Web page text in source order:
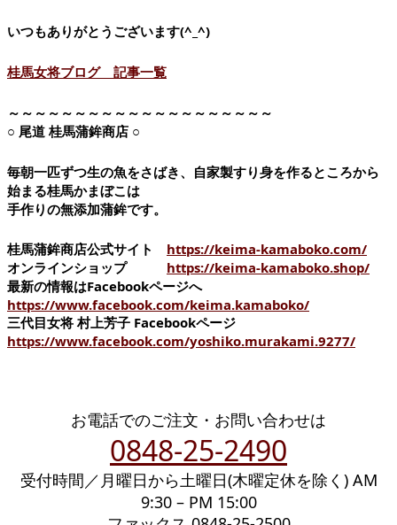
いつもありがとうございます(^_^)
桂馬女将ブログ 記事一覧
～～～～～～～～～～～～～～～～～～～～
○ 尾道 桂馬蒲鉾商店 ○
毎朝一匹ずつ生の魚をさばき、自家製すり身を作るところから
始まる桂馬かまぼこは
手作りの無添加蒲鉾です。
桂馬蒲鉾商店公式サイト https://keima-kamaboko.com/
オンラインショップ https://keima-kamaboko.shop/
最新の情報はFacebookページへ
https://www.facebook.com/keima.kamaboko/
三代目女将 村上芳子 Facebookページ
https://www.facebook.com/yoshiko.murakami.9277/
お電話でのご注文・お問い合わせは
0848-25-2490
受付時間／月曜日から土曜日(木曜定休を除く) AM
9:30 – PM 15:00